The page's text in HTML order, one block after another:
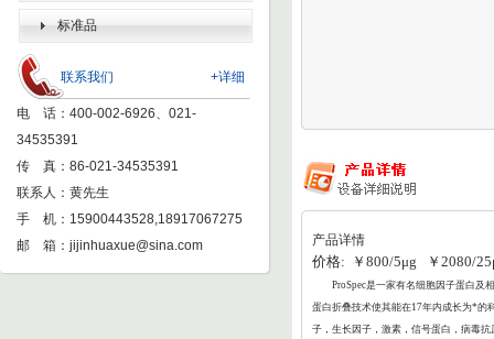
标准品
+详细
联系我们
电 话：400-002-6926、021-
34535391
传 真：86-021-34535391
联系人：黄先生
手 机：15900443528,18917067275
邮 箱： jijinhuaxue@sina.com 产品详情
价格: ￥800/5μg ￥2080/
ProSpec是一家有名细胞因子蛋白及
蛋白折叠技术使其能在17年内成长为*的
子，生长因子，激素，信号蛋白，病毒